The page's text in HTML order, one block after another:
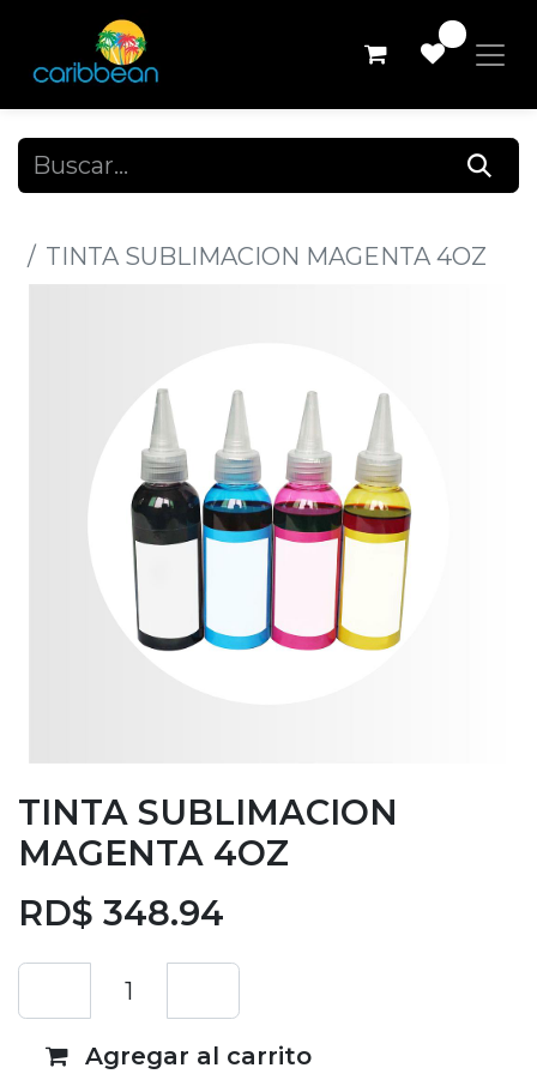
TINTA SUBLIMACION MAGENTA 4OZ
TINTA SUBLIMACION
MAGENTA 4OZ
RD$ 348.94
Agregar al carrito